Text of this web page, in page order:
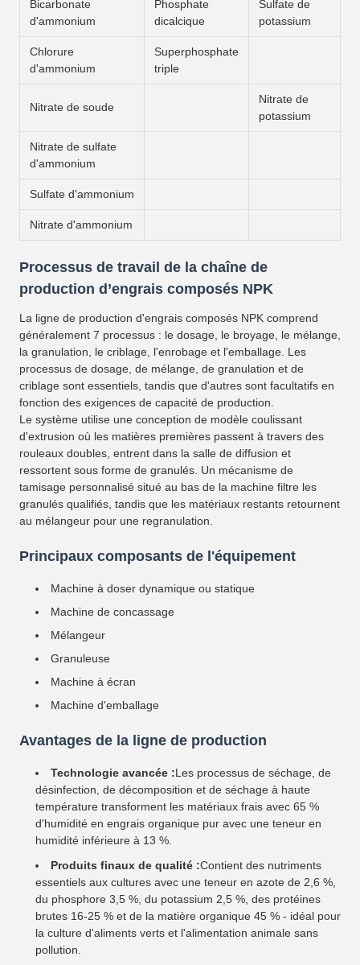
Bicarbonate
d'ammonium
Phosphate
dicalcique
Sulfate de
potassium
Chlorure
d'ammonium
Superphosphate
triple
Nitrate de soude
Nitrate de
potassium
Nitrate de sulfate
d'ammonium
Sulfate d'ammonium
Nitrate d'ammonium
Processus de travail de la chaîne de
production d’engrais composés NPK
La ligne de production d'engrais composés NPK comprend
généralement 7 processus : le dosage, le broyage, le mélange,
la granulation, le criblage, l'enrobage et l'emballage. Les
processus de dosage, de mélange, de granulation et de
criblage sont essentiels, tandis que d'autres sont facultatifs en
fonction des exigences de capacité de production.
Le système utilise une conception de modèle coulissant
d'extrusion où les matières premières passent à travers des
rouleaux doubles, entrent dans la salle de diffusion et
ressortent sous forme de granulés. Un mécanisme de
tamisage personnalisé situé au bas de la machine filtre les
granulés qualifiés, tandis que les matériaux restants retournent
au mélangeur pour une regranulation.
Principaux composants de l'équipement
Machine à doser dynamique ou statique
Machine de concassage
Mélangeur
Granuleuse
Machine à écran
Machine d'emballage
Avantages de la ligne de production
Technologie avancée :Les processus de séchage, de
désinfection, de décomposition et de séchage à haute
température transforment les matériaux frais avec 65 %
d'humidité en engrais organique pur avec une teneur en
humidité inférieure à 13 %.
Produits finaux de qualité :Contient des nutriments
essentiels aux cultures avec une teneur en azote de 2,6 %,
du phosphore 3,5 %, du potassium 2,5 %, des protéines
brutes 16-25 % et de la matière organique 45 % - idéal pour
la culture d'aliments verts et l'alimentation animale sans
pollution.